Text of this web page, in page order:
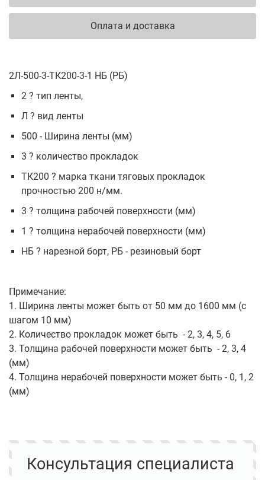
Оплата и доставка
2Л-500-3-ТК200-3-1 НБ (РБ)
2 ? тип ленты,
Л ? вид ленты
500 - Ширина ленты (мм)
3 ? количество прокладок
ТК200 ? марка ткани тяговых прокладок
прочностью 200 н/мм.
3 ? толщина рабочей поверхности (мм)
1 ? толщина нерабочей поверхности (мм)
НБ ? нарезной борт, РБ - резиновый борт
Примечание:
1. Ширина ленты может быть от 50 мм до 1600 мм (с
шагом 10 мм)
2. Количество прокладок может быть - 2, 3, 4, 5, 6
3. Толщина рабочей поверхности может быть - 2, 3, 4
(мм)
4. Толщина нерабочей поверхности может быть - 0, 1, 2
(мм)
Консультация специалиста